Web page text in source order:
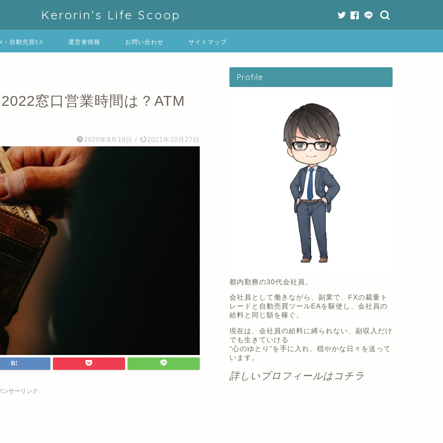
Kerorin's Life Scoop
・自動売買EA 運営者情報 お問い合わせ サイトマップ
窓口営業時間は？ATM
2020年9月19日 / 2021年10月27日
ンサーリンク
Profile
都内勤務の30代会社員。
会社員として働きながら、副業で、FXの裁量ト
レードと自動売買ツールEAを駆使し、会社員の
給料と同じ額を稼ぐ。
現在は、会社員の給料に縛られない、副収入だけ
でも生きていける
“心のゆとり”を手に入れ、穏やかな日々を送って
います。
詳しいプロフィールはコチラ